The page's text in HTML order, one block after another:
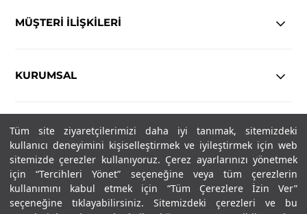
Tüm site ziyaretçilerimizi daha iyi tanımak, sitemizdeki
kullanıcı deneyimini kişiselleştirmek ve iyileştirmek için web
sitemizde çerezler kullanıyoruz. Çerez ayarlarınızı yönetmek
için “Tercihleri Yönet” seçeneğine veya tüm çerezlerin
kullanımını kabul etmek için “Tüm Çerezlere İzin Ver”
seçeneğine tıklayabilirsiniz. Sitemizdeki çerezleri ve bu
MÜŞTERİ İLİŞKİLERİ
KURUMSAL
YASAL
Copyright© 2025 IN-FORMAL Tüm hakları saklıdır.
SOSYAL MEDYA